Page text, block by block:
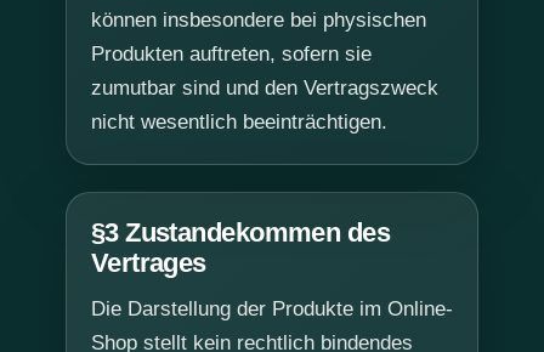
können insbesondere bei physischen
Produkten auftreten, sofern sie
zumutbar sind und den Vertragszweck
nicht wesentlich beeinträchtigen.
§3 Zustandekommen des
Vertrages
Die Darstellung der Produkte im Online-
Shop stellt kein rechtlich bindendes